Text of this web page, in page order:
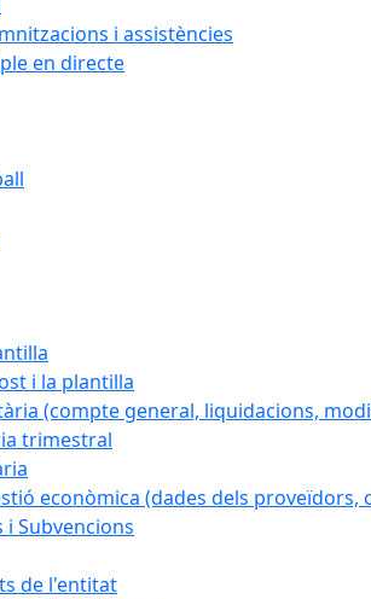
i assistències
en directe
i la plantilla
(compte general, liquidacions,
trimestral
econòmica (dades dels proveïdors,
Subvencions
de l'entitat